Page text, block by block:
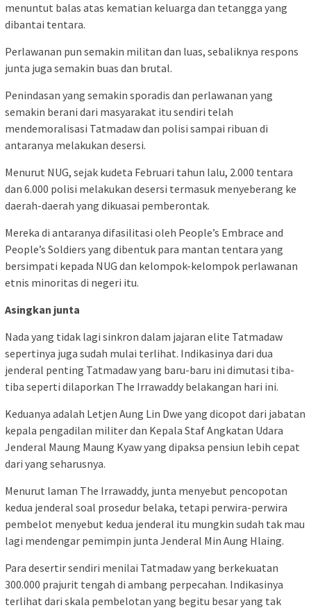
menuntut balas atas kematian keluarga dan tetangga yang
dibantai tentara.
Perlawanan pun semakin militan dan luas, sebaliknya respons
junta juga semakin buas dan brutal.
Penindasan yang semakin sporadis dan perlawanan yang
semakin berani dari masyarakat itu sendiri telah
mendemoralisasi Tatmadaw dan polisi sampai ribuan di
antaranya melakukan desersi.
Menurut NUG, sejak kudeta Februari tahun lalu, 2.000 tentara
dan 6.000 polisi melakukan desersi termasuk menyeberang ke
daerah-daerah yang dikuasai pemberontak.
Mereka di antaranya difasilitasi oleh People’s Embrace and
People’s Soldiers yang dibentuk para mantan tentara yang
bersimpati kepada NUG dan kelompok-kelompok perlawanan
etnis minoritas di negeri itu.
Asingkan junta
Nada yang tidak lagi sinkron dalam jajaran elite Tatmadaw
sepertinya juga sudah mulai terlihat. Indikasinya dari dua
jenderal penting Tatmadaw yang baru-baru ini dimutasi tiba-
tiba seperti dilaporkan The Irrawaddy belakangan hari ini.
Keduanya adalah Letjen Aung Lin Dwe yang dicopot dari jabatan
kepala pengadilan militer dan Kepala Staf Angkatan Udara
Jenderal Maung Maung Kyaw yang dipaksa pensiun lebih cepat
dari yang seharusnya.
Menurut laman The Irrawaddy, junta menyebut pencopotan
kedua jenderal soal prosedur belaka, tetapi perwira-perwira
pembelot menyebut kedua jenderal itu mungkin sudah tak mau
lagi mendengar pemimpin junta Jenderal Min Aung Hlaing.
Para desertir sendiri menilai Tatmadaw yang berkekuatan
300.000 prajurit tengah di ambang perpecahan. Indikasinya
terlihat dari skala pembelotan yang begitu besar yang tak